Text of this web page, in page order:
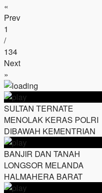
«
Prev
1
/
134
Next
»
SULTAN TERNATE
MENOLAK KERAS POLRI
DIBAWAH KEMENTRIAN
BANJIR DAN TANAH
LONGSOR MELANDA
HALMAHERA BARAT